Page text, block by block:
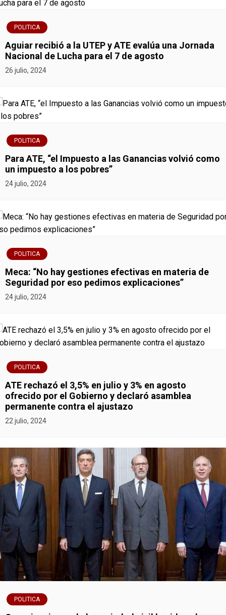
e
g
a
i
ó
n
d
e
n
t
r
a
d
a
s
POLITICA
Aguiar recibió a la UTEP y ATE evalúa una Jornada
Nacional de Lucha para el 7 de agosto
26 julio, 2024
POLITICA
Para ATE, “el Impuesto a las Ganancias volvió como
un impuesto a los pobres”
24 julio, 2024
POLITICA
Meca: “No hay gestiones efectivas en materia de
Seguridad por eso pedimos explicaciones”
24 julio, 2024
POLITICA
ATE rechazó el 3,5% en julio y 3% en agosto
ofrecido por el Gobierno y declaró asamblea
permanente contra el ajustazo
22 julio, 2024
POLITICA